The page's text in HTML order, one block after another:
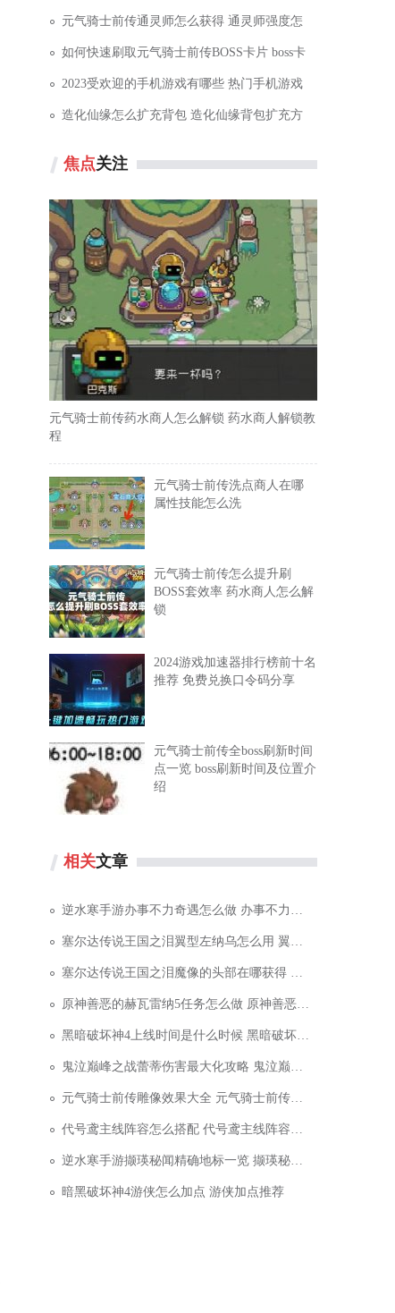
元气骑士前传通灵师怎么获得 通灵师强度怎
如何快速刷取元气骑士前传BOSS卡片 boss卡
2023受欢迎的手机游戏有哪些 热门手机游戏
造化仙缘怎么扩充背包 造化仙缘背包扩充方
焦点关注
元气骑士前传药水商人怎么解锁 药水商人解锁教
程
元气骑士前传洗点商人在哪
属性技能怎么洗
元气骑士前传怎么提升刷
BOSS套效率 药水商人怎么解
锁
2024游戏加速器排行榜前十名
推荐 免费兑换口令码分享
元气骑士前传全boss刷新时间
点一览 boss刷新时间及位置介
绍
相关文章
逆水寒手游办事不力奇遇怎么做 办事不力奇遇完成攻
塞尔达传说王国之泪翼型左纳乌怎么用 翼型左纳乌装
塞尔达传说王国之泪魔像的头部在哪获得 魔像的头部
原神善恶的赫瓦雷纳5任务怎么做 原神善恶的赫瓦雷纳
黑暗破坏神4上线时间是什么时候 黑暗破坏神4上线时
鬼泣巅峰之战蕾蒂伤害最大化攻略 鬼泣巅峰之战蕾蒂
元气骑士前传雕像效果大全 元气骑士前传雕像效果一
代号鸢主线阵容怎么搭配 代号鸢主线阵容搭配推荐
逆水寒手游撷瑛秘闻精确地标一览 撷瑛秘闻坐标位置
暗黑破坏神4游侠怎么加点 游侠加点推荐